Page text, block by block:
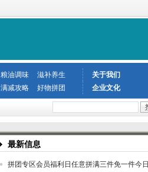
粮油调味 滋补养生
关于我们
满减攻略 好物拼团 企业文化
最新信息
拼团专区会员福利日任意拼满三件免一件今日